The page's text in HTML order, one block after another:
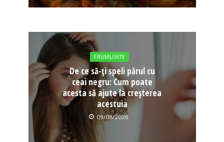
FRUMUSETE
De ce să-ți speli părul cu
ceai negru: Cum poate
acesta să ajute la creșterea
acestuia
09/08/2026